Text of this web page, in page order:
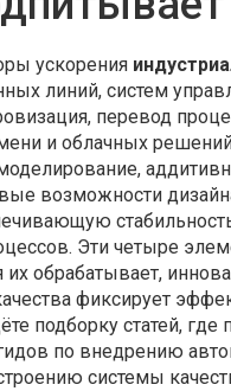
ускорения
линий, систем
, перевод
и облачных
возможности
. Эти четыре
их обрабатывает,
фиксирует
подборку статей,
по внедрению
системы